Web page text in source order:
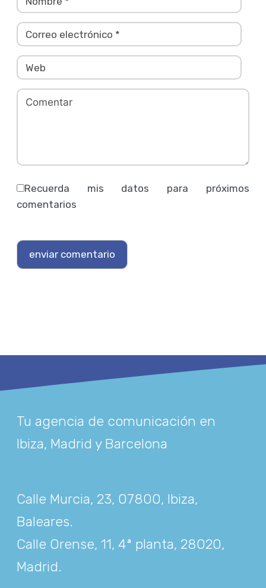
Recuerda mis datos para próximos
comentarios
Tu agencia de comunicación en
Ibiza, Madrid y Barcelona
Calle Murcia, 23, 07800, Ibiza,
Baleares.
Calle Orense, 11, 4ª planta, 28020,
Madrid.